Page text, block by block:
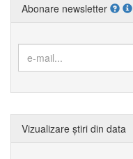
Abonare newsletter
Vizualizare știri din data